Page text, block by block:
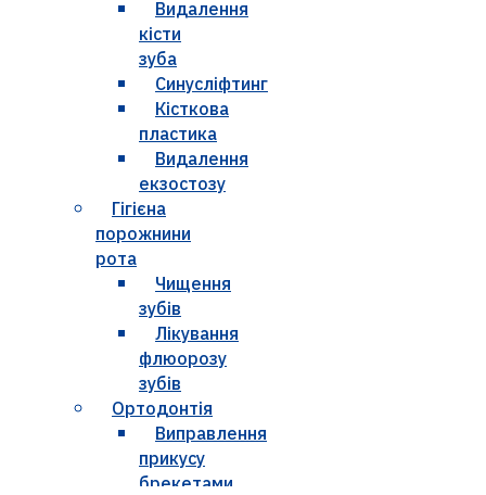
Видалення
кісти
зуба
Синусліфтинг
Кісткова
пластика
Видалення
екзостозу
Гігієна
порожнини
рота
Чищення
зубів
Лікування
флюорозу
зубів
Ортодонтія
Виправлення
прикусу
брекетами